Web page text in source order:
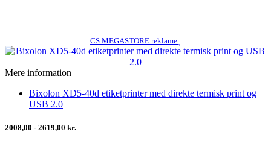
CS MEGASTORE reklame
Mere information
Bixolon XD5-40d etiketprinter med direkte termisk print og
USB 2.0
2008,00 - 2619,00 kr.